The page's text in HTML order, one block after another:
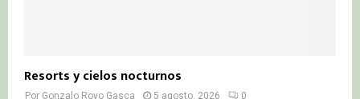
Resorts y cielos nocturnos
Por Gonzalo Royo Gasca 5 agosto, 2026 0